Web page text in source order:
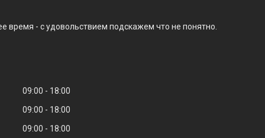
время - с удовольствием подскажем что не понятно.
09:00
18:00
09:00
18:00
09:00
18:00